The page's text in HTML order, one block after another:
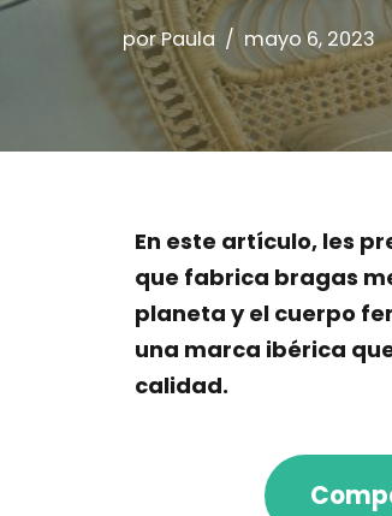
porPaula mayo 6, 2023
En este artículo, les
que fabrica bragas
planeta y el cuerpo
una marca ibérica
calidad.